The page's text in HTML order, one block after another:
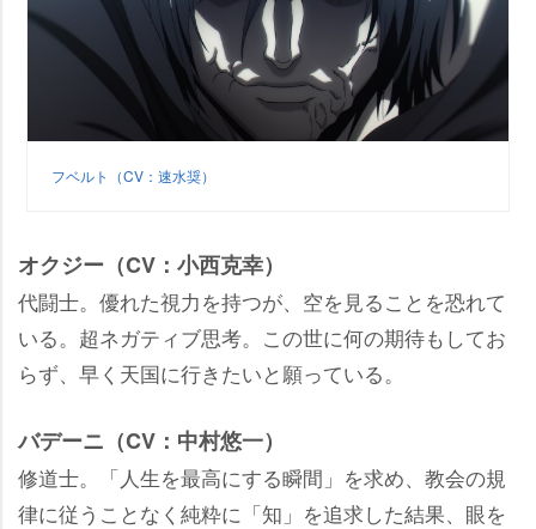
フベルト（CV：速水奨）
オクジー（CV：小西克幸）
代闘士。優れた視力を持つが、空を見ることを恐れて
いる。超ネガティブ思考。この世に何の期待もしてお
らず、早く天国に行きたいと願っている。
バデーニ（CV：中村悠一）
修道士。「人生を最高にする瞬間」を求め、教会の規
律に従うことなく純粋に「知」を追求した結果、眼を